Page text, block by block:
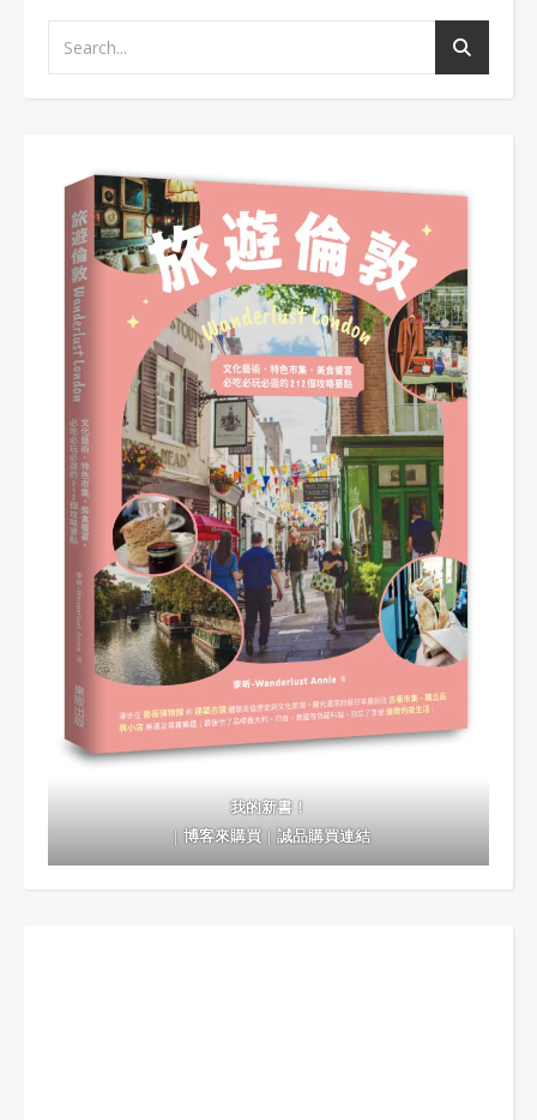
我的新書！
｜博客來購買｜誠品購買連結